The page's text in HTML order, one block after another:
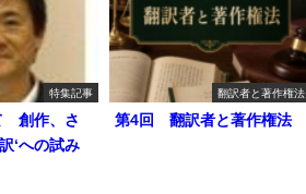
特集記事
創作、さ
‘への試み
翻訳者と著作権法
第4回 翻訳者と著作権法